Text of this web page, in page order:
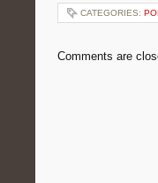
CATEGORIES:
Comments are